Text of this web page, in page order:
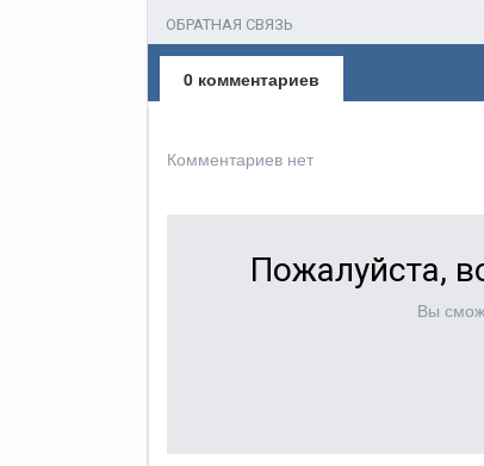
ОБРАТНАЯ СВЯЗЬ
0 комментариев
Комментариев нет
Пожалуйста,
Вы